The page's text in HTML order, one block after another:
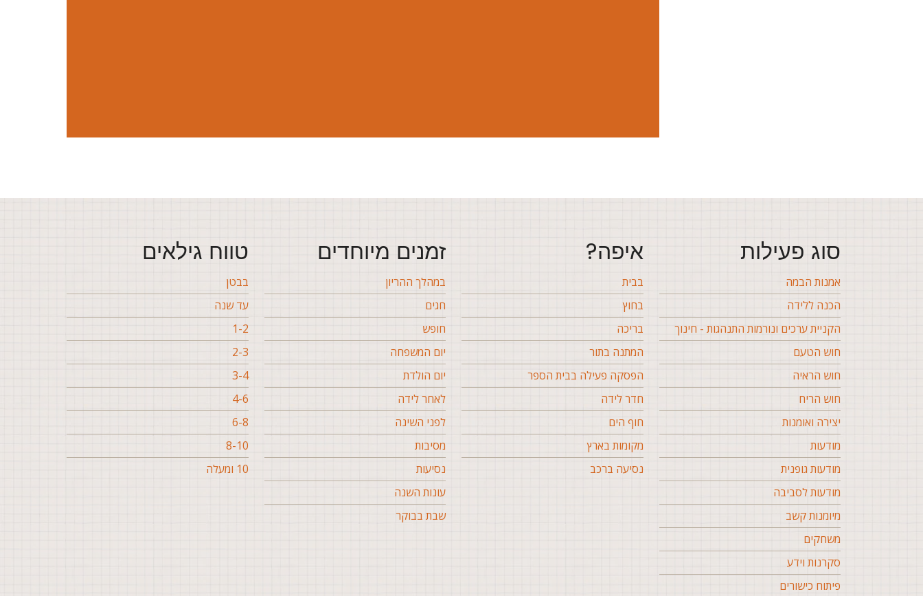
טווח גילאים
בבטן
עד שנה
1-2
2-3
3-4
4-6
6-8
8-10
10 ומעלה
זמנים מיוחדים
במהלך ההריון
חגים
חופש
יום המשפחה
יום הולדת
לאחר לידה
לפני השינה
מסיבות
נסיעות
עונות השנה
שבת בבוקר
איפה?
בבית
בחוץ
בריכה
המתנה בתור
הפסקה פעילה בבית הספר
חדר לידה
חוף הים
מקומות בארץ
נסיעה ברכב
סוג פעילות
אמנות הבמה
הכנה ללידה
הקניית ערכים ונורמות התנהגות - חינוך
חוש הטעם
חוש הראיה
חוש הריח
יצירה ואומנות
מודעות
מודעות גופנית
מודעות לסביבה
מיומנות קשב
משחקים
סקרנות וידע
פיתוח כישורים